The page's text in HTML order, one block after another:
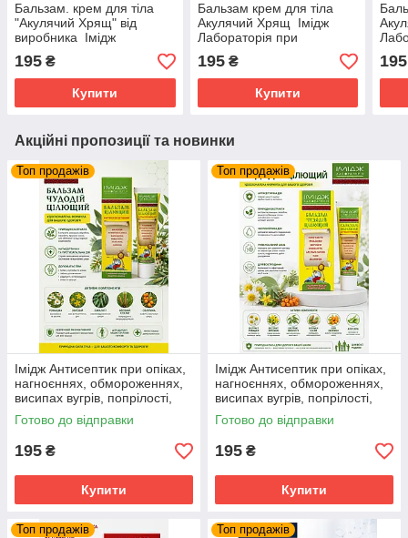
Бальзам. крем для тіла
"Акулячий Хрящ" від
виробника Імідж
Лабораторія. При
суглобових болях,
остеохондрозі
195 ₴
Купити
Бальзам крем для тіла
Акулячий Хрящ Імідж
Лабораторія при
суглобових болях
остеохондрозі та забоях
195₴
Купити
195
Акційні пропозиції та новинки
Топ продажів
Імідж Антисептик при опіках,
нагноєннях, обмороженнях,
висипах вугрів, попрілості,
пролежнях, подразненнях,
укус
Готово до відправки
195 ₴
Купити
Топ продажів
Імідж Антисептик при опіках,
нагноєннях, обмороженнях,
висипах вугрів, попрілості,
пролежнях, подразненнях,
укус
Готово до відправки
195 ₴
Купити
Топ продажів Топ продажів